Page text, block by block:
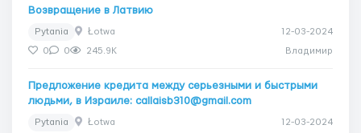
Возвращение в Латвию
Pytania Łotwa 12-03-2024
0 0 245.9K Владимир
Предложение кредита между серьезными и быстрыми
людьми, в Израиле: callaisb310@gmail.com
Pytania Łotwa 12-03-2024